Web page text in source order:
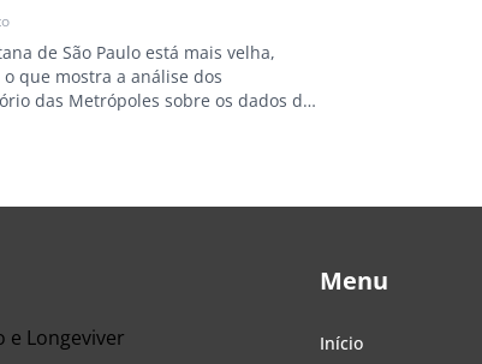
de São Paulo está mais velha,
que mostra a análise dos
das Metrópoles sobre os dados do
Menu
Início